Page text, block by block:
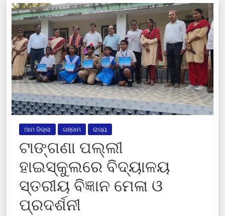
ଆମ ଜିଲ୍ଲା ଗଞ୍ଜାମ ରାଜ୍ୟ
ଟାଙ୍ଗଣା ପଲ୍ଲୀ
ହାଇସ୍କୁଲରେ ବିଦ୍ୟାଳୟ
ସ୍ତରୀୟ ବିଜ୍ଞାନ ମେଳା ଓ
ପ୍ରଦର୍ଶନୀ